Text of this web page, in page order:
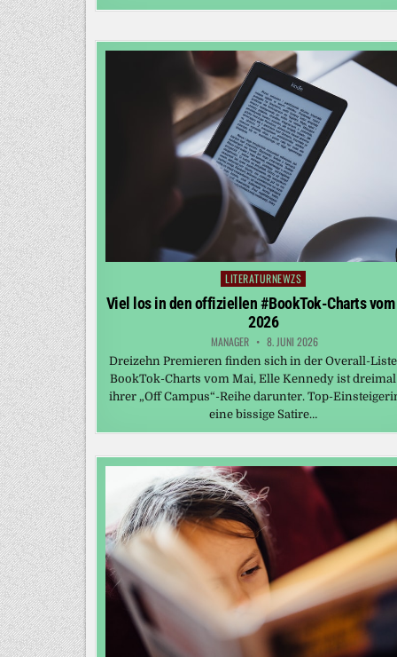
Posted
in
LITERATURNEWZS
Viel los in den offiziellen #BookTok-Charts
2026
MANAGER 8. JUNI 2026
Dreizehn Premieren finden sich in der Overall-
BookTok-Charts vom Mai, Elle Kennedy ist
ihrer „Off Campus“-Reihe darunter. Top-
eine bissige Satire…